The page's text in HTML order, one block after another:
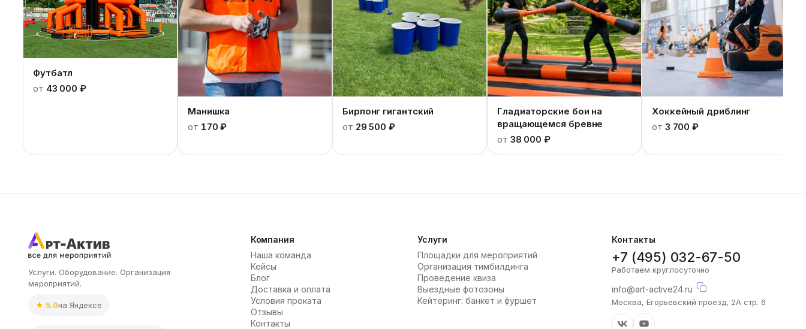
Футбатл
от 43 000 ₽
Манишка
от 170 ₽
Бирпонг гигантский
от 29 500 ₽
Гладиаторские бои на
вращающемся бревне
от 38 000 ₽
Хоккейный дриблинг
от 3 700 ₽
Услуги. Оборудование. Организация
мероприятий.
★ 5.0на Яндексе
Компания
Наша команда
Кейсы
Блог
Доставка и оплата
Условия проката
Отзывы
Контакты
Услуги
Площадки для мероприятий
Организация тимбилдинга
Проведение квиза
Выездные фотозоны
Кейтеринг: банкет и фуршет
Контакты
+7 (495) 032-67-50
Работаем круглосуточно
info@art-active24.ru
Москва, Егорьевский проезд, 2А стр. 6